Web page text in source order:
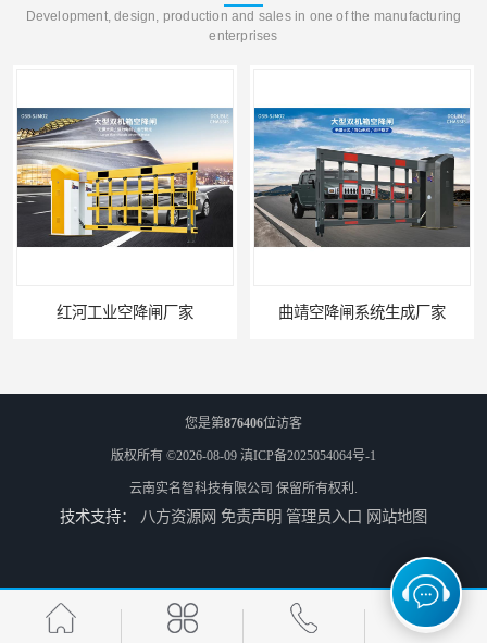
Development, design, production and sales in one of the manufacturing
enterprises
红河工业空降闸厂家 曲靖空降闸系统生成厂家
玉溪工业空降闸生成厂家 德宏工业闸门厂家
您是第876406位访客
版权所有 ©2026-08-09 滇ICP备2025054064号-1
云南实名智科技有限公司 保留所有权利.
技术支持： 八方资源网 免责声明 管理员入口 网站地图